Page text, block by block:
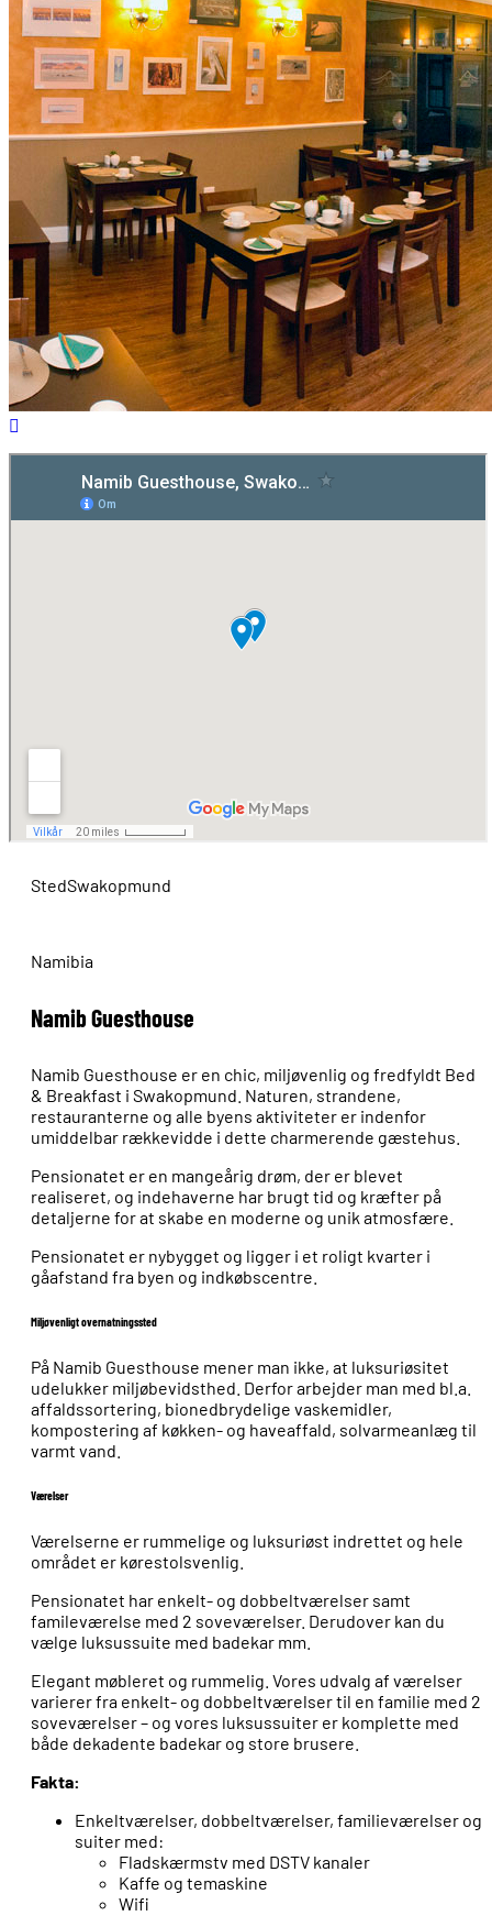
StedSwakopmund
Namibia
Namib Guesthouse
Namib Guesthouse er en chic, miljøvenlig og fredfyldt Bed
& Breakfast i Swakopmund. Naturen, strandene,
restauranterne og alle byens aktiviteter er indenfor
umiddelbar rækkevidde i dette charmerende gæstehus.
Pensionatet er en mangeårig drøm, der er blevet
realiseret, og indehaverne har brugt tid og kræfter på
detaljerne for at skabe en moderne og unik atmosfære.
Pensionatet er nybygget og ligger i et roligt kvarter i
gåafstand fra byen og indkøbscentre.
Miljøvenligt overnatningssted
På Namib Guesthouse mener man ikke, at luksuriøsitet
udelukker miljøbevidsthed. Derfor arbejder man med bl.a.
affaldssortering, bionedbrydelige vaskemidler,
kompostering af køkken- og haveaffald, solvarmeanlæg til
varmt vand.
Værelser
Værelserne er rummelige og luksuriøst indrettet og hele
området er kørestolsvenlig.
Pensionatet har enkelt- og dobbeltværelser samt
famileværelse med 2 soveværelser. Derudover kan du
vælge luksussuite med badekar mm.
Elegant møbleret og rummelig. Vores udvalg af værelser
varierer fra enkelt- og dobbeltværelser til en familie med 2
soveværelser – og vores luksussuiter er komplette med
både dekadente badekar og store brusere.
Fakta:
Enkeltværelser, dobbeltværelser, familieværelser og
suiter med:
Fladskærmstv med DSTV kanaler
Kaffe og temaskine
Wifi